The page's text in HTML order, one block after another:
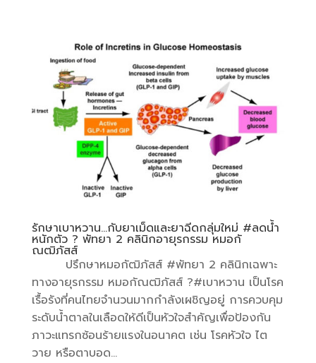
รักษาเบาหวาน…กับยาเม็ดและยาฉีดกลุ่มใหม่ #ลดน้ำ
หนักตัว ? พัทยา 2 คลินิกอายุรกรรม หมอกั
ณฒิภัสส์
ปรึกษาหมอกัฒิภัสส์ #พัทยา 2 คลินิกเฉพาะ
ทางอายุรกรรม หมอกัณฒิภัสส์ ?#เบาหวาน เป็นโรค
เรื้อรังที่คนไทยจำนวนมากกำลังเผชิญอยู่ การควบคุม
ระดับน้ำตาลในเลือดให้ดีเป็นหัวใจสำคัญเพื่อป้องกัน
ภาวะแทรกซ้อนร้ายแรงในอนาคต เช่น โรคหัวใจ ไต
วาย หรือตาบอด...